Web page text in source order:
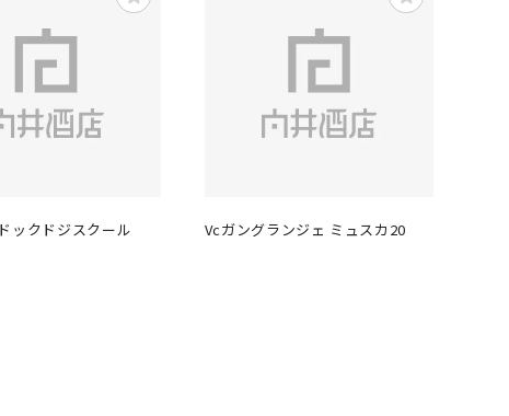
ックドジスクール
Vcガングランジェ ミュスカ20